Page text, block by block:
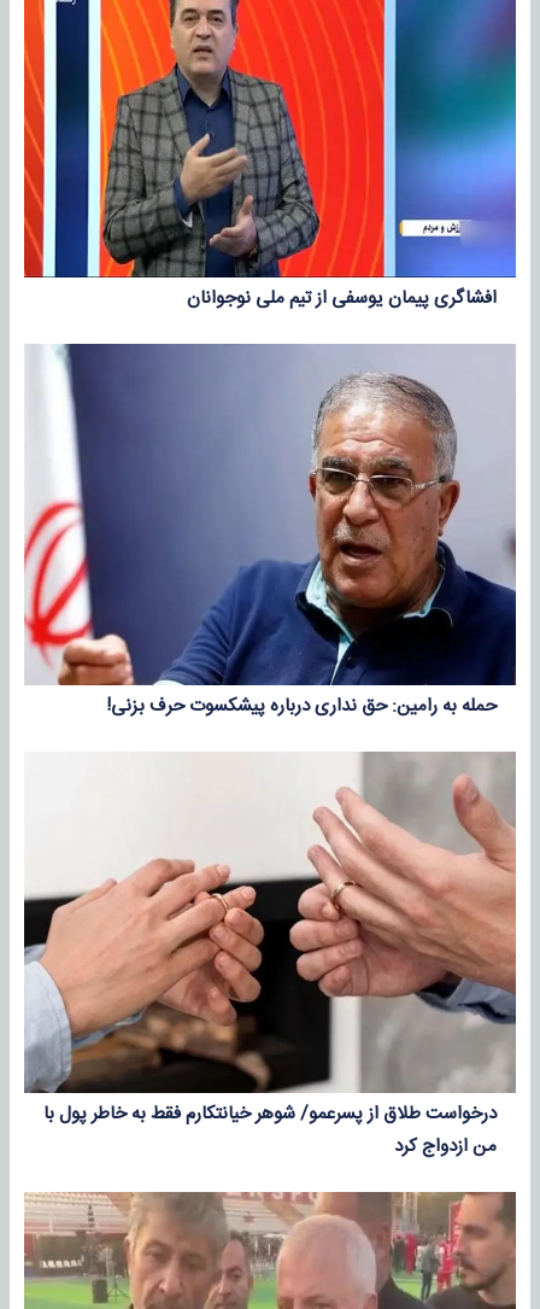
افشاگری پیمان یوسفی از تیم ملی نوجوانان
حمله به رامین: حق نداری درباره پیشکسوت حرف بزنی!
درخواست طلاق از پسرعمو/ شوهر خیانتکارم فقط به خاطر پول با
من ازدواج کرد